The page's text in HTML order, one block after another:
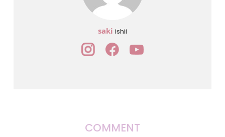
saki ishii
COMMENT